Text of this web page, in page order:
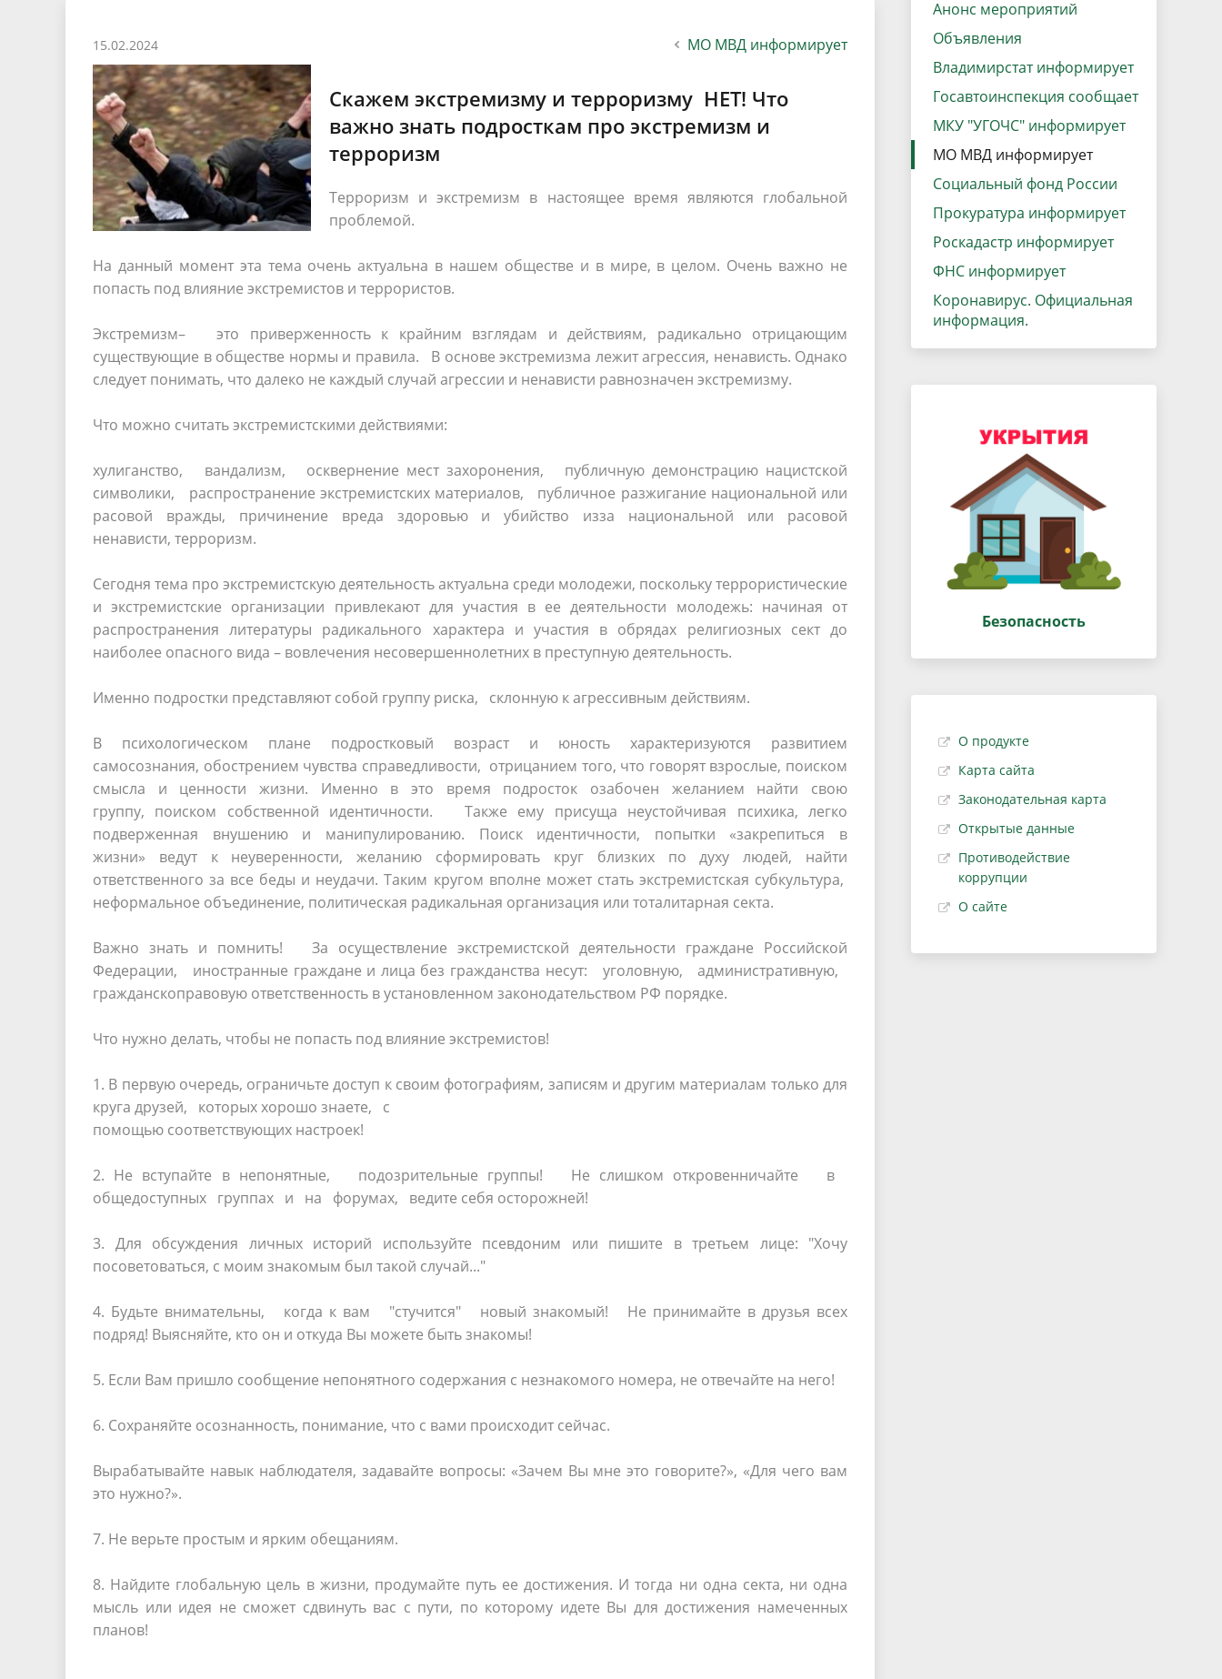
Городская среда
Градостроительная деятельность
Реализация Национальных проектов
Координационные и совещательные
органы
Муниципальный контроль
Региональный контроль
партнёрство
Поддержка малого и среднего
Результаты проверок
15.02.2024 МО МВД информирует
Скажем экстремизму и терроризму ­ НЕТ! Что
важно знать подросткам про экстремизм и
терроризм
Терроризм и экстремизм в настоящее время являются глобальной
проблемой.
На данный момент эта тема очень актуальна в нашем обществе и в мире, в целом. Очень важно не
попасть под влияние экстремистов и террористов.
Экстремизм– это приверженность к крайним взглядам и действиям, радикально отрицающим
существующие в обществе нормы и правила. В основе экстремизма лежит агрессия, ненависть. Однако
следует понимать, что далеко не каждый случай агрессии и ненависти равнозначен экстремизму.
Что можно считать экстремистскими действиями:
хулиганство, вандализм, осквернение мест захоронения, публичную демонстрацию нацистской
символики, распространение экстремистских материалов, публичное разжигание национальной или
расовой вражды, причинение вреда здоровью и убийство из­за национальной или расовой
ненависти, терроризм.
Сегодня тема про экстремистскую деятельность актуальна среди молодежи, поскольку террористические
и экстремистские организации привлекают для участия в ее деятельности молодежь: начиная от
распространения литературы радикального характера и участия в обрядах религиозных сект до
наиболее опасного вида – вовлечения несовершеннолетних в преступную деятельность.
Именно подростки представляют собой группу риска, склонную к агрессивным действиям.
В психологическом плане подростковый возраст и юность характеризуются развитием
самосознания, обострением чувства справедливости, отрицанием того, что говорят взрослые, поиском
смысла и ценности жизни. Именно в это время подросток озабочен желанием найти свою
группу, поиском собственной идентичности. Также ему присуща неустойчивая психика, легко
подверженная внушению и манипулированию. Поиск идентичности, попытки «закрепиться в
жизни» ведут к неуверенности, желанию сформировать круг близких по духу людей, найти
ответственного за все беды и неудачи. Таким кругом вполне может стать экстремистская субкультура,
неформальное объединение, политическая радикальная организация или тоталитарная секта.
Важно знать и помнить! За осуществление экстремистской деятельности граждане Российской
Федерации, иностранные граждане и лица без гражданства несут: уголовную, административную,
гражданско­правовую ответственность в установленном законодательством РФ порядке.
Что нужно делать, чтобы не попасть под влияние экстремистов!
1. В первую очередь, ограничьте доступ к своим фотографиям, записям и другим материалам только для
круга друзей, которых хорошо знаете, с
помощью соответствующих настроек!
2. Не вступайте в непонятные, подозрительные группы! Не слишком откровенничайте в
общедоступных группах и на форумах, ведите себя осторожней!
3. Для обсуждения личных историй используйте псевдоним или пишите в третьем лице: "Хочу
посоветоваться, с моим знакомым был такой случай..."
4. Будьте внимательны, когда к вам "стучится" новый знакомый! Не принимайте в друзья всех
подряд! Выясняйте, кто он и откуда Вы можете быть знакомы!
5. Если Вам пришло сообщение непонятного содержания с незнакомого номера, не отвечайте на него!
6. Сохраняйте осознанность, понимание, что с вами происходит сейчас.
Вырабатывайте навык наблюдателя, задавайте вопросы: «Зачем Вы мне это говорите?», «Для чего вам
это нужно?».
7. Не верьте простым и ярким обещаниям.
8. Найдите глобальную цель в жизни, продумайте путь ее достижения. И тогда ни одна секта, ни одна
мысль или идея не сможет сдвинуть вас с пути, по которому идете Вы для достижения намеченных
планов!
Анонс мероприятий
Объявления
Владимирстат информирует
Госавтоинспекция сообщает
МКУ "УГОЧС" информирует
МО МВД информирует
Социальный фонд России
Прокуратура информирует
Роскадастр информирует
ФНС информирует
Коронавирус. Официальная
информация.
Безопасность
О продукте
Карта сайта
Законодательная карта
Открытые данные
Противодействие
коррупции
О сайте